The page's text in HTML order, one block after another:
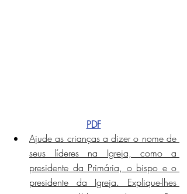
PDF
Ajude as crianças a dizer o nome de
seus líderes na Igreja, como a
presidente da Primária, o bispo e o
presidente da Igreja. Explique-lhes